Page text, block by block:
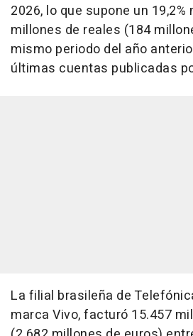
2026, lo que supone un
millones de reales (184
mismo periodo del año
últimas cuentas publicadas
La filial brasileña de
marca Vivo, facturó 15.457